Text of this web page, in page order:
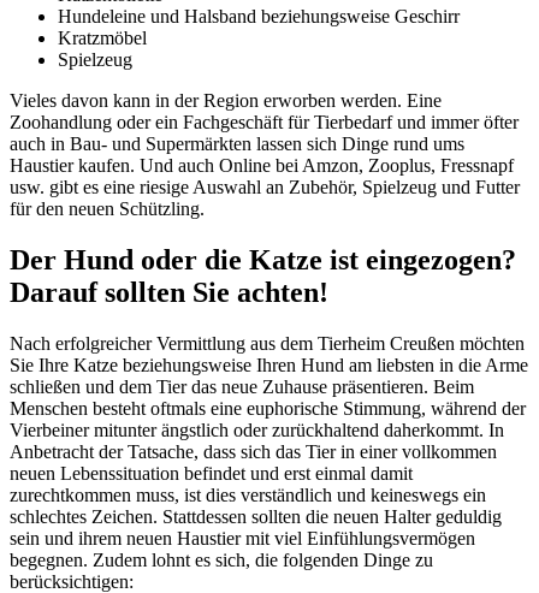
Hundeleine und Halsband beziehungsweise Geschirr
Kratzmöbel
Spielzeug
Vieles davon kann in der Region erworben werden. Eine
Zoohandlung oder ein Fachgeschäft für Tierbedarf und immer öfter
auch in Bau- und Supermärkten lassen sich Dinge rund ums
Haustier kaufen. Und auch Online bei Amzon, Zooplus, Fressnapf
usw. gibt es eine riesige Auswahl an Zubehör, Spielzeug und Futter
für den neuen Schützling.
Der Hund oder die Katze ist eingezogen?
Darauf sollten Sie achten!
Nach erfolgreicher Vermittlung aus dem Tierheim Creußen möchten
Sie Ihre Katze beziehungsweise Ihren Hund am liebsten in die Arme
schließen und dem Tier das neue Zuhause präsentieren. Beim
Menschen besteht oftmals eine euphorische Stimmung, während der
Vierbeiner mitunter ängstlich oder zurückhaltend daherkommt. In
Anbetracht der Tatsache, dass sich das Tier in einer vollkommen
neuen Lebenssituation befindet und erst einmal damit
zurechtkommen muss, ist dies verständlich und keineswegs ein
schlechtes Zeichen. Stattdessen sollten die neuen Halter geduldig
sein und ihrem neuen Haustier mit viel Einfühlungsvermögen
begegnen. Zudem lohnt es sich, die folgenden Dinge zu
berücksichtigen: